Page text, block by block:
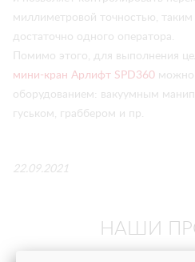
миллиметровой точностью,
достаточно одного оператора.
Помимо этого, для выполнения
мини-кран Арлифт SPD360 можно
оборудованием: вакуумным
гуськом, граббером и пр.
22.09.2021
НАШИ